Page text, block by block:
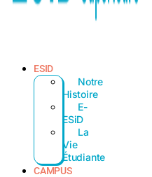
ESID
Notre
Histoire
E-
ESiD
La
Vie
Étudiante
CAMPUS